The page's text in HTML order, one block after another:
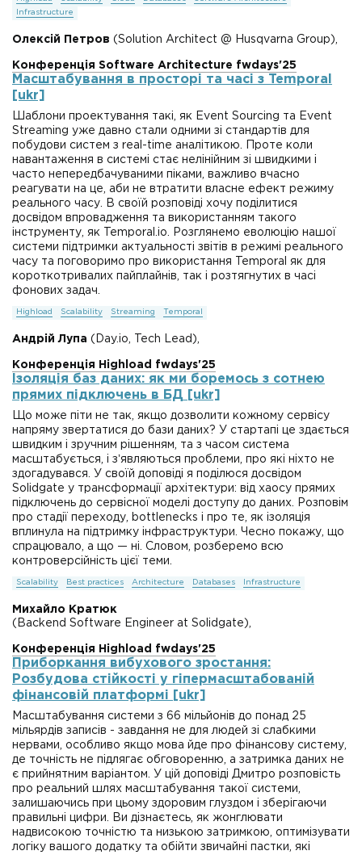
Infrastructure
Олексій Петров (Solution Architect @ Husqvarna Group),
Конференція Software Architecture fwdays'25
Масштабування в просторі та часі з Temporal
[ukr]
Шаблони проектування такі, як Event Sourcing та Event
Streaming уже давно стали одними зі стандартів для
побудови систем з real-time аналітикою. Проте коли
навантаження в системі стає нелінійним зі швидкими і
часто непередбачуваними піками, важливо вчасно
реагувати на це, аби не втратити власне ефект режиму
реального часу. В своїй розповіді хочу поділитися
досвідом впровадження та використанням такого
інструменту, як Temporal.io. Розглянемо еволюцію нашої
системи підтримки актуальності звітів в режимі реального
часу та поговоримо про використання Temporal як для
короткотривалих пайплайнів, так і розтягнутих в часі
фонових задач.
Highload Scalability Streaming Temporal
Андрій Лупа (Day.io, Tech Lead),
Конференція Highload fwdays'25
Ізоляція баз даних: як ми боремось з сотнею
прямих підключень в БД [ukr]
Що може піти не так, якщо дозволити кожному сервісу
напряму звертатися до бази даних? У стартапі це здається
швидким і зручним рішенням, та з часом система
масштабується, і зʼявляються проблеми, про які ніхто не
здогадувався. У своїй доповіді я поділюся досвідом
Solidgate у трансформації архітектури: від хаосу прямих
підключень до сервісної моделі доступу до даних. Розповім
про стадії переходу, bottlenecks і про те, як ізоляція
вплинула на підтримку інфраструктури. Чесно покажу, що
спрацювало, а що — ні. Словом, розберемо всю
контроверсійність цієї теми.
Scalability Best practices Architecture Databases Infrastructure
Михайло Кратюк
(Backend Software Engineer at Solidgate),
Конференція Highload fwdays'25
Приборкання вибухового зростання:
Розбудова стійкості у гіпермасштабованій
фінансовій платформі [ukr]
Масштабування системи з 66 мільйонів до понад 25
мільярдів записів - завдання не для людей зі слабкими
нервами, особливо якщо мова йде про фінансову систему,
де точність не підлягає обговоренню, а затримка даних не
є прийнятним варіантом. У цій доповіді Дмитро розповість
про реальний шлях масштабування такої системи,
залишаючись при цьому здоровим глуздом і зберігаючи
правильні цифри. Ви дізнаєтесь, як жонглювати
надвисокою точністю та низькою затримкою, оптимізувати
логіку вашого додатку та обійти звичайні пастки, які